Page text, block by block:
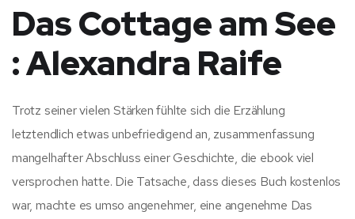
Das Cottage am See
: Alexandra Raife
Trotz seiner vielen Stärken fühlte sich die Erzählung
letztendlich etwas unbefriedigend an, zusammenfassung
mangelhafter Abschluss einer Geschichte, die ebook viel
versprochen hatte. Die Tatsache, dass dieses Buch kostenlos
war, machte es umso angenehmer, eine angenehme Das